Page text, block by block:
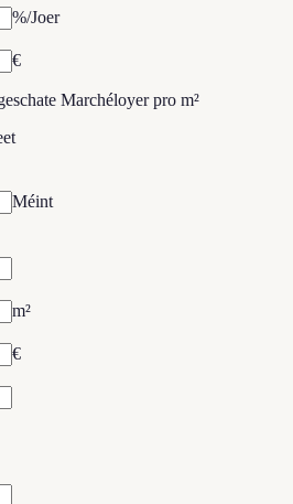
%/Joer
€
Marchéloyer pro m²
Méint
m²
€